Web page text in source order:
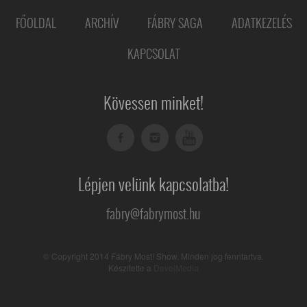
FŐOLDAL ARCHÍV FÁBRY SAGA
ADATKEZELÉS
KAPCSOLAT
Kövessen minket!
Lépjen velünk kapcsolatba!
fabry@fabrymost.hu
© Copyright 2014 Fábry Most! Show. Minden jog fenntartva.
Készítette a